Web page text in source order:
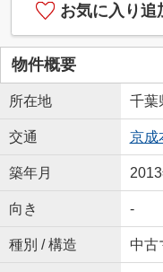
お気に入り追
物件概要
所在地 千葉
交通 京成
築年月
向き -
種別 / 構造 中古